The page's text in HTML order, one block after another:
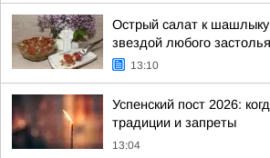
Острый салат к
звездой любого застолья
13:10
Успенский пост 2026:
традиции и запреты
13:04